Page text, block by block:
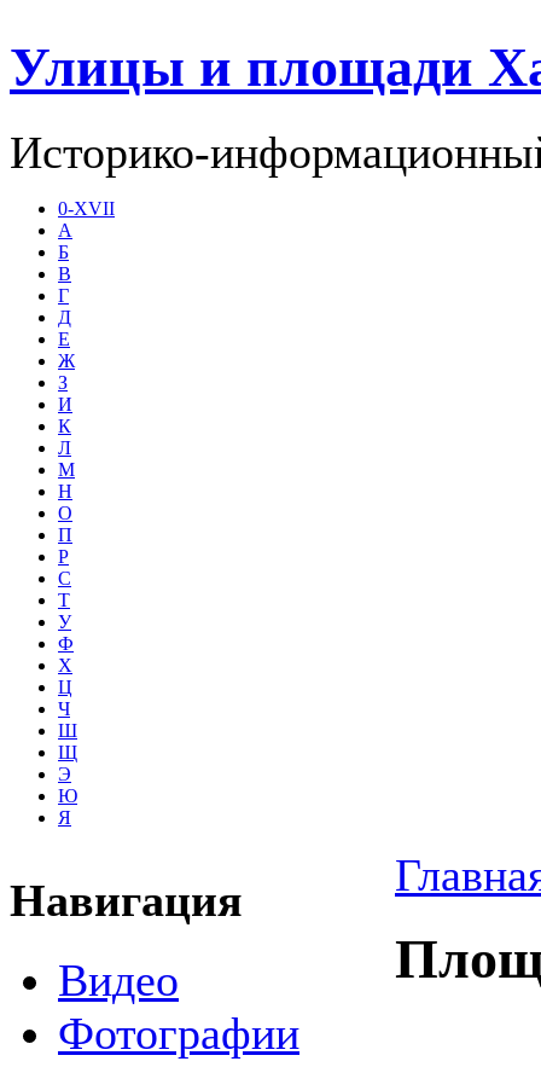
Улицы и площади
Историко-
0-XVII
А
Б
В
Г
Д
Е
Ж
З
И
К
Л
М
Н
О
П
Р
С
Т
У
Ф
Х
Ц
Ч
Ш
Щ
Э
Ю
Я
Навигация
Видео
Фотографии